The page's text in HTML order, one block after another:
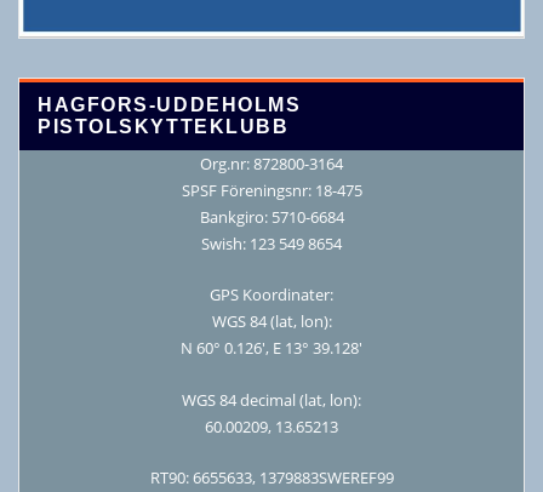
HAGFORS-UDDEHOLMS
PISTOLSKYTTEKLUBB
Org.nr: 872800-3164
SPSF Föreningsnr: 18-475
Bankgiro: 5710-6684
Swish: 123 549 8654
GPS Koordinater:
WGS 84 (lat, lon):
N 60° 0.126′, E 13° 39.128′
WGS 84 decimal (lat, lon):
60.00209, 13.65213
RT90: 6655633, 1379883SWEREF99